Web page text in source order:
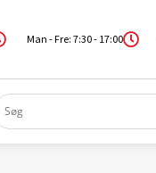
Man - Fre: 7:30 - 17:00